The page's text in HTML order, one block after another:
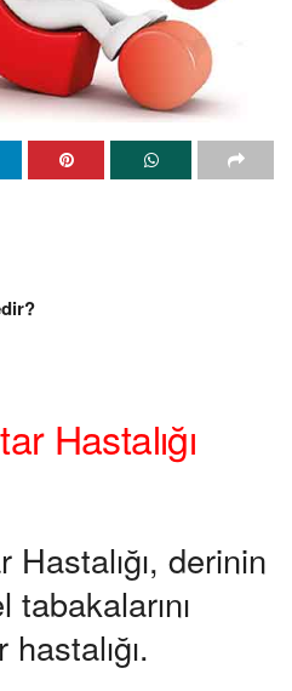
Hastalığı
derinin